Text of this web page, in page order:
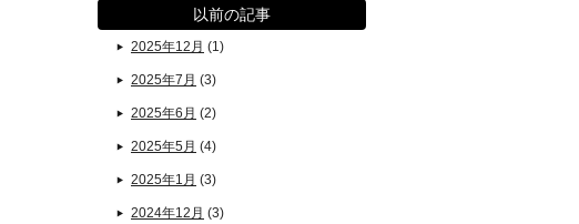
以前の記事
2025年12月 (1)
2025年7月 (3)
2025年6月 (2)
2025年5月 (4)
2025年1月 (3)
2024年12月 (3)